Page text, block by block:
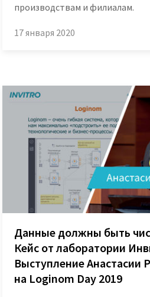
производствам и филиалам.
17 января 2020
Данные должны быть
Кейс от лаборатории
Выступление Анастасии
на Loginom Day 2019